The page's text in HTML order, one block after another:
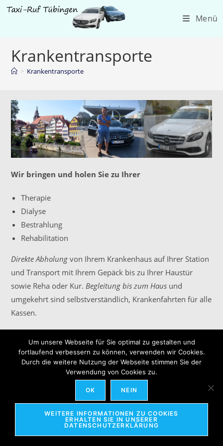
Zum
Menü
Krankentransporte
> Krankentransporte
Wir bringen und holen Sie zu Ihrer
Therapie
Dialyse
Bestrahlung
Rehabilitation
Direkte Abholung von Ihrem Krankenhaus auf Ihrer Station
und Transport mit Ihrem Gepäck bis zu Ihrer Haustür
sowie Reha oder Kur.Begleitung bis zum Haus und
umgekehrt sind selbstverständlich, Krankenfahrten für alle
Kassen.
Copyright für Texte und Bilder liegt bei E. Slouma - 2026
Um unsere Webseite für Sie optimal zu gestalten und
fortlaufend verbessern zu können, verwenden wir Cookies.
Durch die weitere Nutzung der Webseite stimmen Sie der
Verwendung von Cookies zu.
OK NEIN
WEITERE INFORMATIONEN ZU COOKIES
ERHALTEN SIE IN UNSERER
DATENSCHUTZERKLÄRUNG